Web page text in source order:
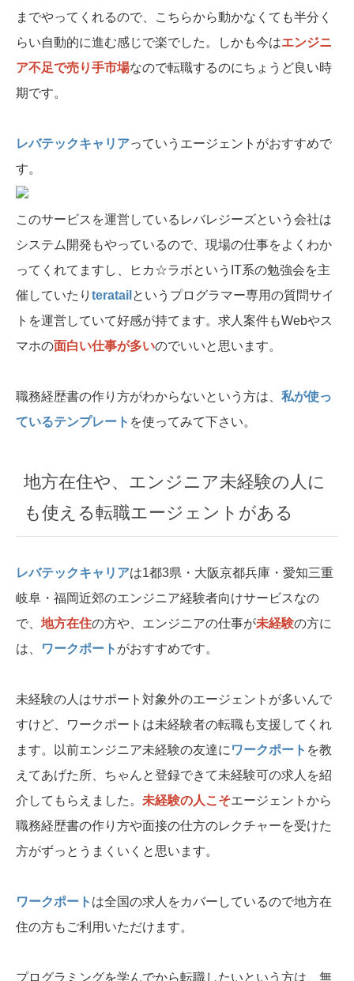
までやってくれるので、こちらから動かなくても半分く
らい自動的に進む感じで楽でした。しかも今はエンジニ
ア不足で売り手市場なので転職するのにちょうど良い時
期です。
レバテックキャリアっていうエージェントがおすすめで
す。
このサービスを運営しているレバレジーズという会社は
システム開発もやっているので、現場の仕事をよくわか
ってくれてますし、ヒカ☆ラボというIT系の勉強会を主
催していたり teratail というプログラマー専用の質問サイ
トを運営していて好感が持てます。求人案件もWebやス
マホの面白い仕事が多いのでいいと思います。
職務経歴書の作り方がわからないという方は、 私が使っ
ているテンプレート を使ってみて下さい。
地方在住や、エンジニア未経験の人に
も使える転職エージェントがある
レバテックキャリアは1都3県・大阪京都兵庫・愛知三重
岐阜・福岡近郊のエンジニア経験者向けサービスなの
で、 地方在住の方や、エンジニアの仕事が未経験の方に
は、
ワークポート がおすすめです。
未経験の人はサポート対象外のエージェントが多いんで
すけど、ワークポートは未経験者の転職も支援してくれ
ます。以前エンジニア未経験の友達に ワークポート を教
えてあげた所、ちゃんと登録できて未経験可の求人を紹
介してもらえました。 未経験の人こそエージェントから
職務経歴書の作り方や面接の仕方のレクチャーを受けた
方がずっとうまくいくと思います。
ワークポート は全国の求人をカバーしているので地方在
住の方もご利用いただけます。
プログラミングを学んでから転職したいという方は、無